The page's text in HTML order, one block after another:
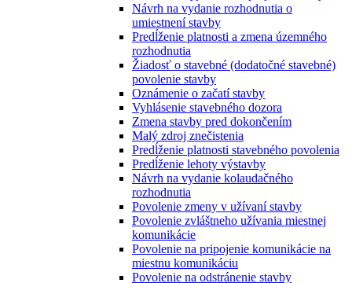
Návrh na vydanie rozhodnutia o
umiestnení stavby
Predĺženie platnosti a zmena územného
rozhodnutia
Žiadosť o stavebné (dodatočné stavebné)
povolenie stavby
Oznámenie o začatí stavby
Vyhlásenie stavebného dozora
Zmena stavby pred dokončením
Malý zdroj znečistenia
Predĺženie platnosti stavebného povolenia
Predĺženie lehoty výstavby
Návrh na vydanie kolaudačného
rozhodnutia
Povolenie zmeny v užívaní stavby
Povolenie zvláštneho užívania miestnej
komunikácie
Povolenie na pripojenie komunikácie na
miestnu komunikáciu
Povolenie na odstránenie stavby